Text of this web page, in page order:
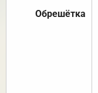
Обрешётка